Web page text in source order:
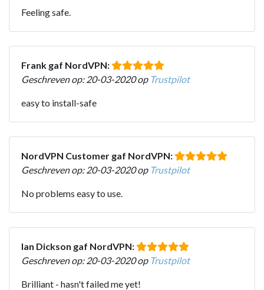
Feeling safe.
Frank gaf NordVPN:
Geschreven op: 20-03-2020 op Trustpilot
easy to install-safe
NordVPN Customer gaf NordVPN:
Geschreven op: 20-03-2020 op Trustpilot
No problems easy to use.
Ian Dickson gaf NordVPN:
Geschreven op: 20-03-2020 op Trustpilot
Brilliant - hasn't failed me yet!